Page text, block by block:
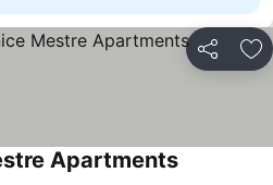
Partilhar
Apartments